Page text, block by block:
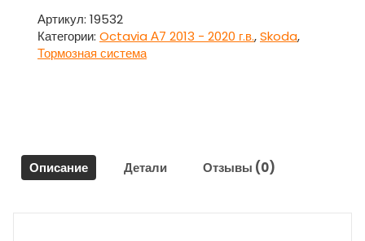
передний
левый
Шкода
А7
Артикул: 19532
Категории: Octavia А7 2013 - 2020 г.в.,Skoda,
Тормозная система
Описание Детали Отзывы (0)